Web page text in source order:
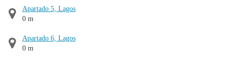
Apartado 5, Lagos
0 m
Apartado 6, Lagos
0 m